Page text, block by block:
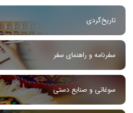
تاریخ‌گردی
سفرنامه و راهنمای سفر
سوغاتی و صنایع دستی